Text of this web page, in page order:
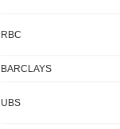
RBC
BARCLAYS
UBS